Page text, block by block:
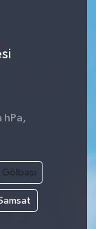
hPa,
Gölbaşı